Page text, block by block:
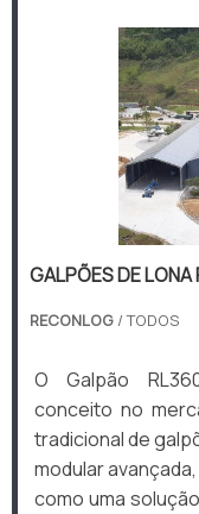
GALPÕES DE
RECONLOG / TODOS
O Galpão
conceito no
tradicional de
modular
como uma